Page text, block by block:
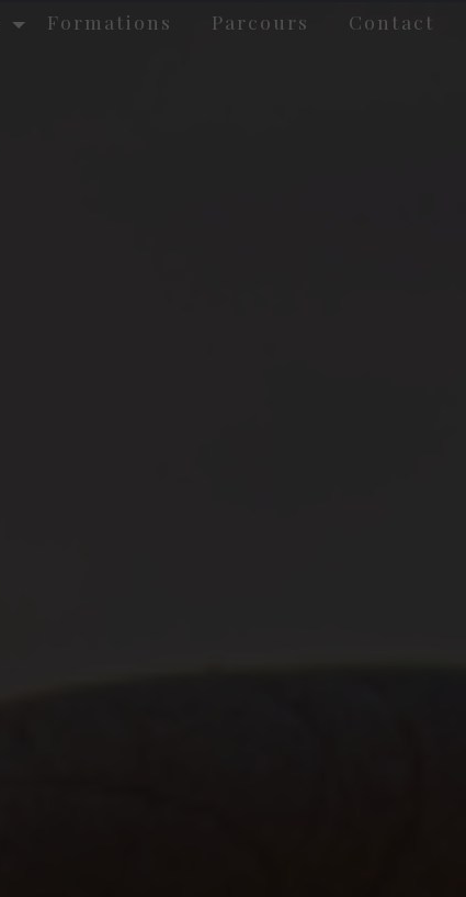
Formations Parcours Contact